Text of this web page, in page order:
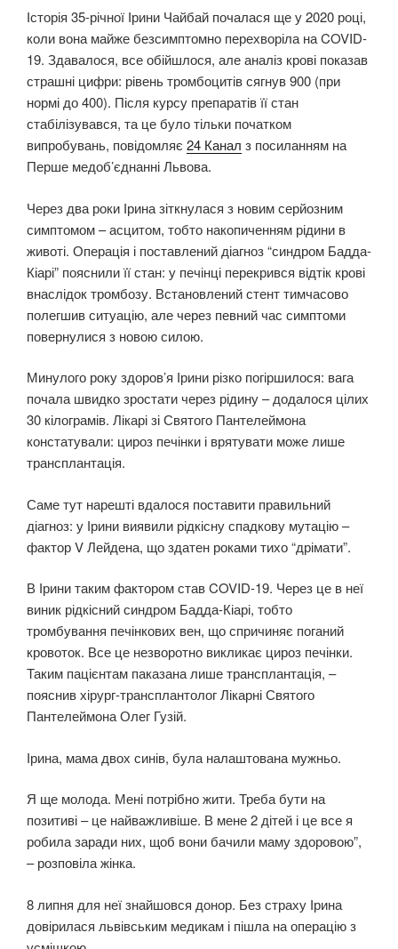
Історія 35-річної Ірини Чайбай почалася ще у 2020 році,
коли вона майже безсимптомно перехворіла на COVID-
19. Здавалося, все обійшлося, але аналіз крові показав
страшні цифри: рівень тромбоцитів сягнув 900 (при
нормі до 400). Після курсу препаратів її стан
стабілізувався, та це було тільки початком
випробувань, повідомляє 24 Канал з посиланням на
Перше медоб’єднанні Львова.
Через два роки Ірина зіткнулася з новим серйозним
симптомом – асцитом, тобто накопиченням рідини в
животі. Операція і поставлений діагноз “синдром Бадда-
Кіарі” пояснили її стан: у печінці перекрився відтік крові
внаслідок тромбозу. Встановлений стент тимчасово
полегшив ситуацію, але через певний час симптоми
повернулися з новою силою.
Минулого року здоров’я Ірини різко погіршилося: вага
почала швидко зростати через рідину – додалося цілих
30 кілограмів. Лікарі зі Святого Пантелеймона
констатували: цироз печінки і врятувати може лише
трансплантація.
Саме тут нарешті вдалося поставити правильний
діагноз: у Ірини виявили рідкісну спадкову мутацію –
фактор V Лейдена, що здатен роками тихо “дрімати”.
В Ірини таким фактором став COVID-19. Через це в неї
виник рідкісний синдром Бадда-Кіарі, тобто
тромбування печінкових вен, що спричиняє поганий
кровоток. Все це незворотно викликає цироз печінки.
Таким пацієнтам паказана лише трансплантація, –
пояснив хірург-трансплантолог Лікарні Святого
Пантелеймона Олег Гузій.
Ірина, мама двох синів, була налаштована мужньо.
Я ще молода. Мені потрібно жити. Треба бути на
позитиві – це найважливіше. В мене 2 дітей і це все я
робила заради них, щоб вони бачили маму здоровою”,
– розповіла жінка.
8 липня для неї знайшовся донор. Без страху Ірина
довірилася львівським медикам і пішла на операцію з